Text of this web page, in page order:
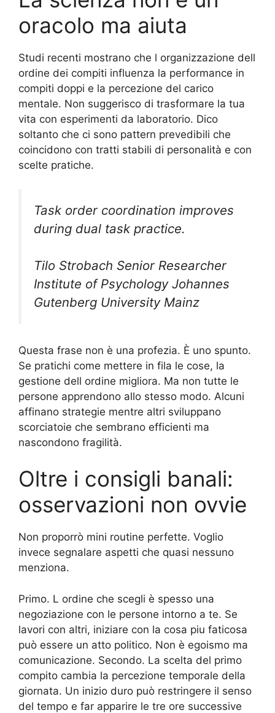
oracolo ma aiuta
Studi recenti mostrano che l organizzazione dell
ordine dei compiti influenza la performance in
compiti doppi e la percezione del carico
mentale. Non suggerisco di trasformare la tua
vita con esperimenti da laboratorio. Dico
soltanto che ci sono pattern prevedibili che
coincidono con tratti stabili di personalità e con
scelte pratiche.
Task order coordination improves
during dual task practice.
Tilo Strobach Senior Researcher
Institute of Psychology Johannes
Gutenberg University Mainz
Questa frase non è una profezia. È uno spunto.
Se pratichi come mettere in fila le cose, la
gestione dell ordine migliora. Ma non tutte le
persone apprendono allo stesso modo. Alcuni
affinano strategie mentre altri sviluppano
scorciatoie che sembrano efficienti ma
nascondono fragilità.
Oltre i consigli banali:
osservazioni non ovvie
Non proporrò mini routine perfette. Voglio
invece segnalare aspetti che quasi nessuno
menziona.
Primo. L ordine che scegli è spesso una
negoziazione con le persone intorno a te. Se
lavori con altri, iniziare con la cosa piu faticosa
può essere un atto politico. Non è egoismo ma
comunicazione. Secondo. La scelta del primo
compito cambia la percezione temporale della
giornata. Un inizio duro può restringere il senso
del tempo e far apparire le tre ore successive